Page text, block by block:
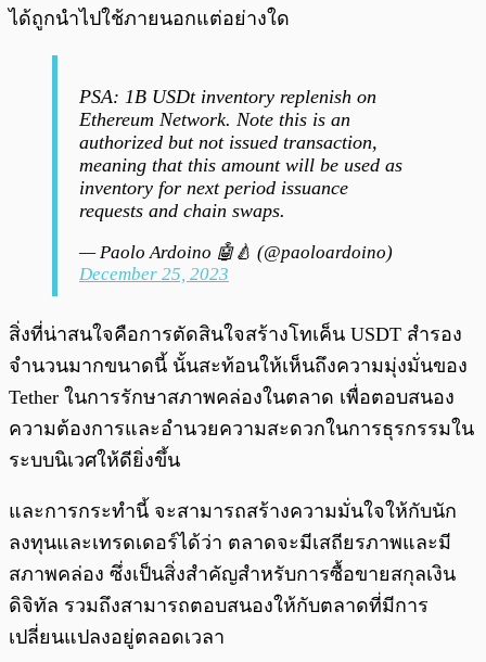
ได้ถูกนำไปใช้ภายนอกแต่อย่างใด
PSA: 1B USDt inventory replenish on
Ethereum Network. Note this is an
authorized but not issued transaction,
meaning that this amount will be used as
inventory for next period issuance
requests and chain swaps.
— Paolo Ardoino 🤖🍐 (@paoloardoino)
December 25, 2023
สิ่งที่น่าสนใจคือการตัดสินใจสร้างโทเค็น USDT สำรอง
จำนวนมากขนาดนี้ นั้นสะท้อนให้เห็นถึงความมุ่งมั่นของ
Tether ในการรักษาสภาพคล่องในตลาด เพื่อตอบสนอง
ความต้องการและอำนวยความสะดวกในการธุรกรรมใน
ระบบนิเวศให้ดียิ่งขึ้น
และการกระทำนี้ จะสามารถสร้างความมั่นใจให้กับนัก
ลงทุนและเทรดเดอร์ได้ว่า ตลาดจะมีเสถียรภาพและมี
สภาพคล่อง ซึ่งเป็นสิ่งสำคัญสำหรับการซื้อขายสกุลเงิน
ดิจิทัล รวมถึงสามารถตอบสนองให้กับตลาดที่มีการ
เปลี่ยนแปลงอยู่ตลอดเวลา